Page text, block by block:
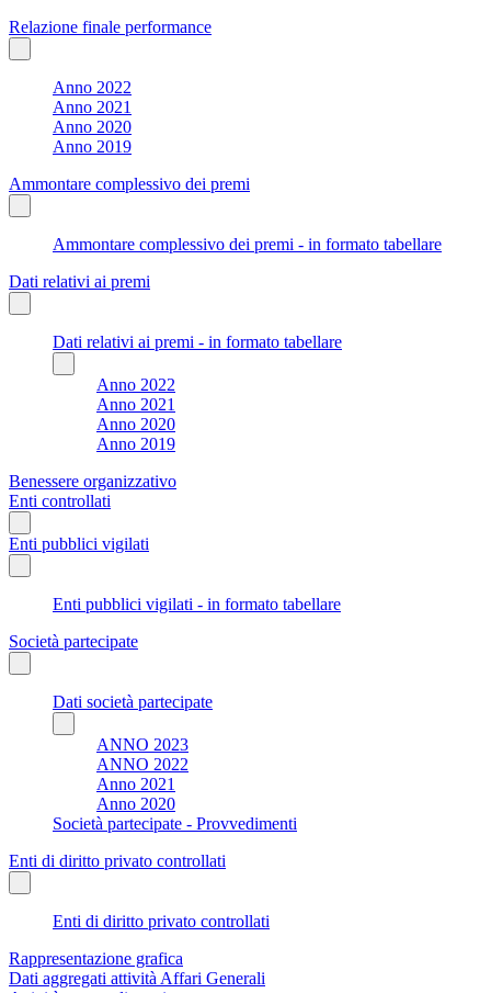
Relazione finale performance
Anno 2022
Anno 2021
Anno 2020
Anno 2019
Ammontare complessivo dei premi
Ammontare complessivo dei premi - in formato tabellare
Dati relativi ai premi
Dati relativi ai premi - in formato tabellare
Anno 2022
Anno 2021
Anno 2020
Anno 2019
Benessere organizzativo
Enti controllati
Enti pubblici vigilati
Enti pubblici vigilati - in formato tabellare
Società partecipate
Dati società partecipate
ANNO 2023
ANNO 2022
Anno 2021
Anno 2020
Società partecipate - Provvedimenti
Enti di diritto privato controllati
Enti di diritto privato controllati
Rappresentazione grafica
Dati aggregati attività Affari Generali